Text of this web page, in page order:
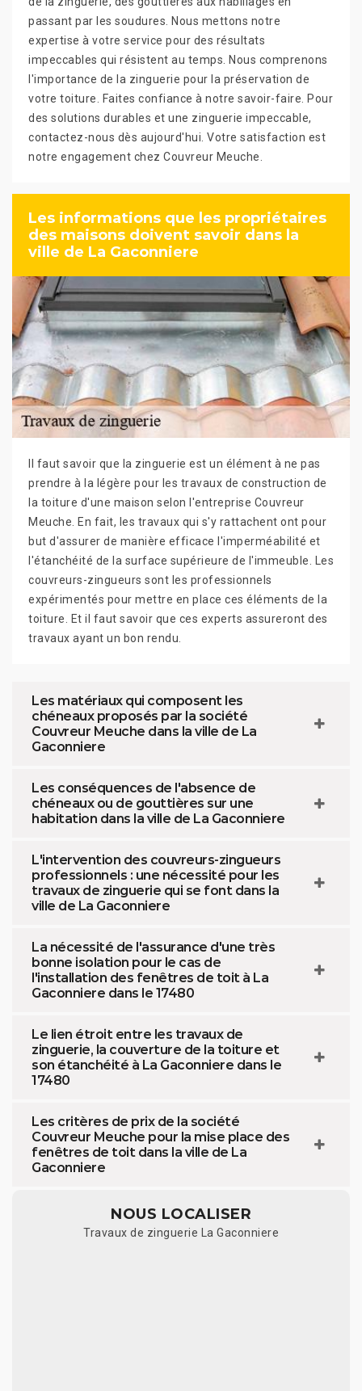
passant par les soudures. Nous mettons notre
expertise à votre service pour des résultats
impeccables qui résistent au temps. Nous comprenons
l'importance de la zinguerie pour la préservation de
votre toiture. Faites confiance à notre savoir-faire. Pour
des solutions durables et une zinguerie impeccable,
contactez-nous dès aujourd'hui. Votre satisfaction est
notre engagement chez Couvreur Meuche.
Les informations que les propriétaires
des maisons doivent savoir dans la
ville de La Gaconniere
Il faut savoir que la zinguerie est un élément à ne pas
prendre à la légère pour les travaux de construction de
la toiture d'une maison selon l'entreprise Couvreur
Meuche. En fait, les travaux qui s'y rattachent ont pour
but d'assurer de manière efficace l'imperméabilité et
l'étanchéité de la surface supérieure de l'immeuble. Les
couvreurs-zingueurs sont les professionnels
expérimentés pour mettre en place ces éléments de la
toiture. Et il faut savoir que ces experts assureront des
travaux ayant un bon rendu.
Les matériaux qui composent les
chéneaux proposés par la société
Couvreur Meuche dans la ville de La
Gaconniere
Les conséquences de l'absence de
chéneaux ou de gouttières sur une
habitation dans la ville de La Gaconniere
L'intervention des couvreurs-zingueurs
professionnels : une nécessité pour les
travaux de zinguerie qui se font dans la
ville de La Gaconniere
La nécessité de l'assurance d'une très
bonne isolation pour le cas de
l'installation des fenêtres de toit à La
Gaconniere dans le 17480
Le lien étroit entre les travaux de
zinguerie, la couverture de la toiture et
son étanchéité à La Gaconniere dans le
17480
Les critères de prix de la société
Couvreur Meuche pour la mise place des
fenêtres de toit dans la ville de La
Gaconniere
NOUS LOCALISER
Travaux de zinguerie La Gaconniere